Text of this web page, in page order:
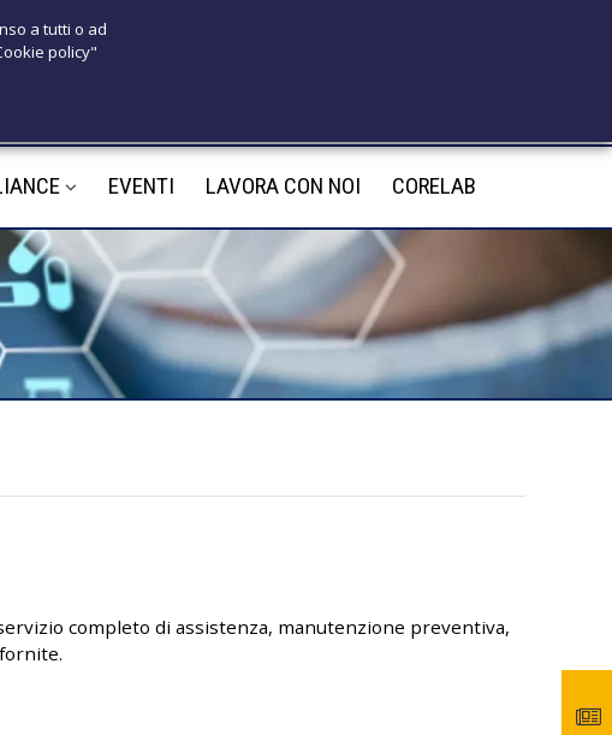
EVENTI LAVORA CON NOI CORELAB
completo di assistenza, manutenzione preventiva,
a tutti o ad
policy"